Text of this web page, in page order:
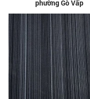
phường Gò Vấp